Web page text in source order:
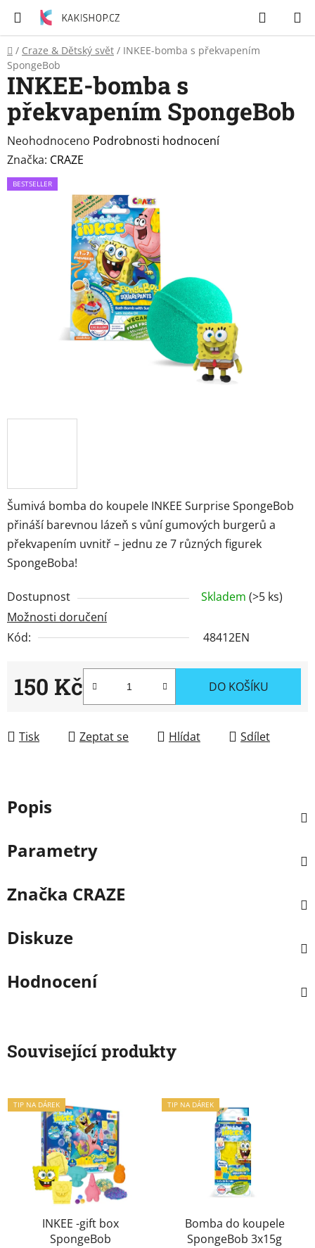
obsah
Hledat
Zubní
pasty
Péče
o
tělo
Svíčky
Produkty
Domů
/ Craze & Dětský svět / INKEE-bomba s překvapením
SpongeBob
Šumivá bomba do koupele INKEE Surprise SpongeBob
přináší barevnou lázeň s vůní gumových burgerů a
překvapením uvnitř – jednu ze 7 různých figurek
SpongeBoba!
Dostupnost Skladem (>5 ks)
Možnosti doručení
Kód:
48412EN
150 Kč DO KOŠÍKU
Tisk Zeptat se Hlídat Sdílet
INKEE-bomba s
překvapením SpongeBob
Průměrné
hodnocení
produktu
Neohodnoceno Podrobnosti hodnocení
Značka: CRAZE
BESTSELLER
Popis
Parametry
Značka CRAZE
Diskuze
Hodnocení
Související produkty
TIP NA DÁREK
INKEE -gift box
SpongeBob
TIP NA DÁREK
Bomba do koupele
SpongeBob 3x15g